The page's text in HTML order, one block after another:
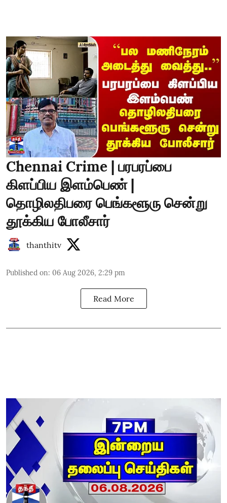
Chennai Crime | பரபரப்பை
கிளப்பிய இளம்பெண் |
தொழிலதிபரை பெங்களூரு சென்று
தூக்கிய போலீசார்
thanthitv
Published on: 06 Aug 2026, 2:29 pm
Read More